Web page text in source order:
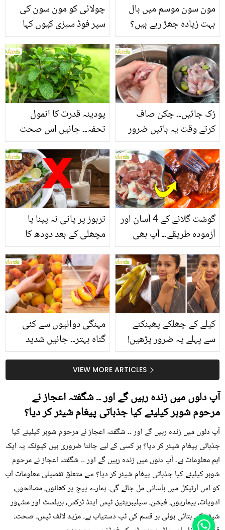
چولائی کو مون سون کی
سپر فوڈ سبزی کیوں کہا
جاتا ہے؟ جانیں وٹامنز،
منرلز اور اینٹی آکسیڈنٹس
سے بھرپور اس سبزی کے
فائدے
مون سون موسم میں بال
بہت زیادہ جھڑ رہے ہیں؟
جانیں بالوں کو مضبوط
بنانے کے چند قدرتی طریقے
پودینہ قدرت کا انمول
تحفہ۔۔ جانیں اس صحت
بخش پتوں کے 10 حیرت
انگیز طبی فوائد
رُک جائیں۔۔ چکن صاف
کرتے وقت یہ باتیں ضرور
یاد رکھیں
تربوز پر پانی نہ پینا یا
مچھلی کے بعد دودھ کا
استعمال۔۔ جانیں کھانوں
سے متعلق غلط فہمیوں کی
حقیقت کیا ہے اور افواہ
کیا؟
گوشت گلانے کے 4 آسان اور
آزمودہ طریقے۔۔ آپ بھی
جانیں انٹرنیشنل شیف کے
بتائے راز
مہنگی دوائیوں سے کئی
گناہ بہتر۔۔ جانیں شدید
گرمی کے موسم میں آڑو
کیوں کھانا چاہیے؟
کیلے کے چھلکے پھینکنے
سے پہلے یہ ضرور پڑھیں!
جلد کے 3 بڑے مسائل کا
سستا اور قدرتی حلVIEW MORE ARTICLES
آپ دلوں میں زندہ رہیں گے اور ۔۔ شگفتہ اعجاز نے
مرحوم شوہر کیلیئے کیا جذباتی پیغام شیئر کر دیا؟
آپ دلوں میں زندہ رہیں گے اور ۔۔ شگفتہ اعجاز نے مرحوم شوہر کیلیئے کیا
جذباتی پیغام شیئر کر دیا؟ ہر کسی کے لیے جاننا ضروری ہیں کیونکہ یہ ایک
اہم معلومات ہے۔ آپ دلوں میں زندہ رہیں گے اور ۔۔ شگفتہ اعجاز نے مرحوم
شوہر کیلیئے کیا جذباتی پیغام شیئر کر دیا؟ سے متعلق تفصیلی معلومات آپ
کو اس آرٹیکل میں بآسانی مل جائے گی۔ ہمارے پیج پر کھانوں، مصالحوں،
ادویات، بیماریوں، فیشن، سیلیبریٹیز، ٹپس اینڈ ٹرکس، ہربلسٹ اور مشہور
شیف کی بتائی ہوئی ہر قسم کی ٹپ دستیاب ہے۔ مزید لائف ٹپس، صحت،